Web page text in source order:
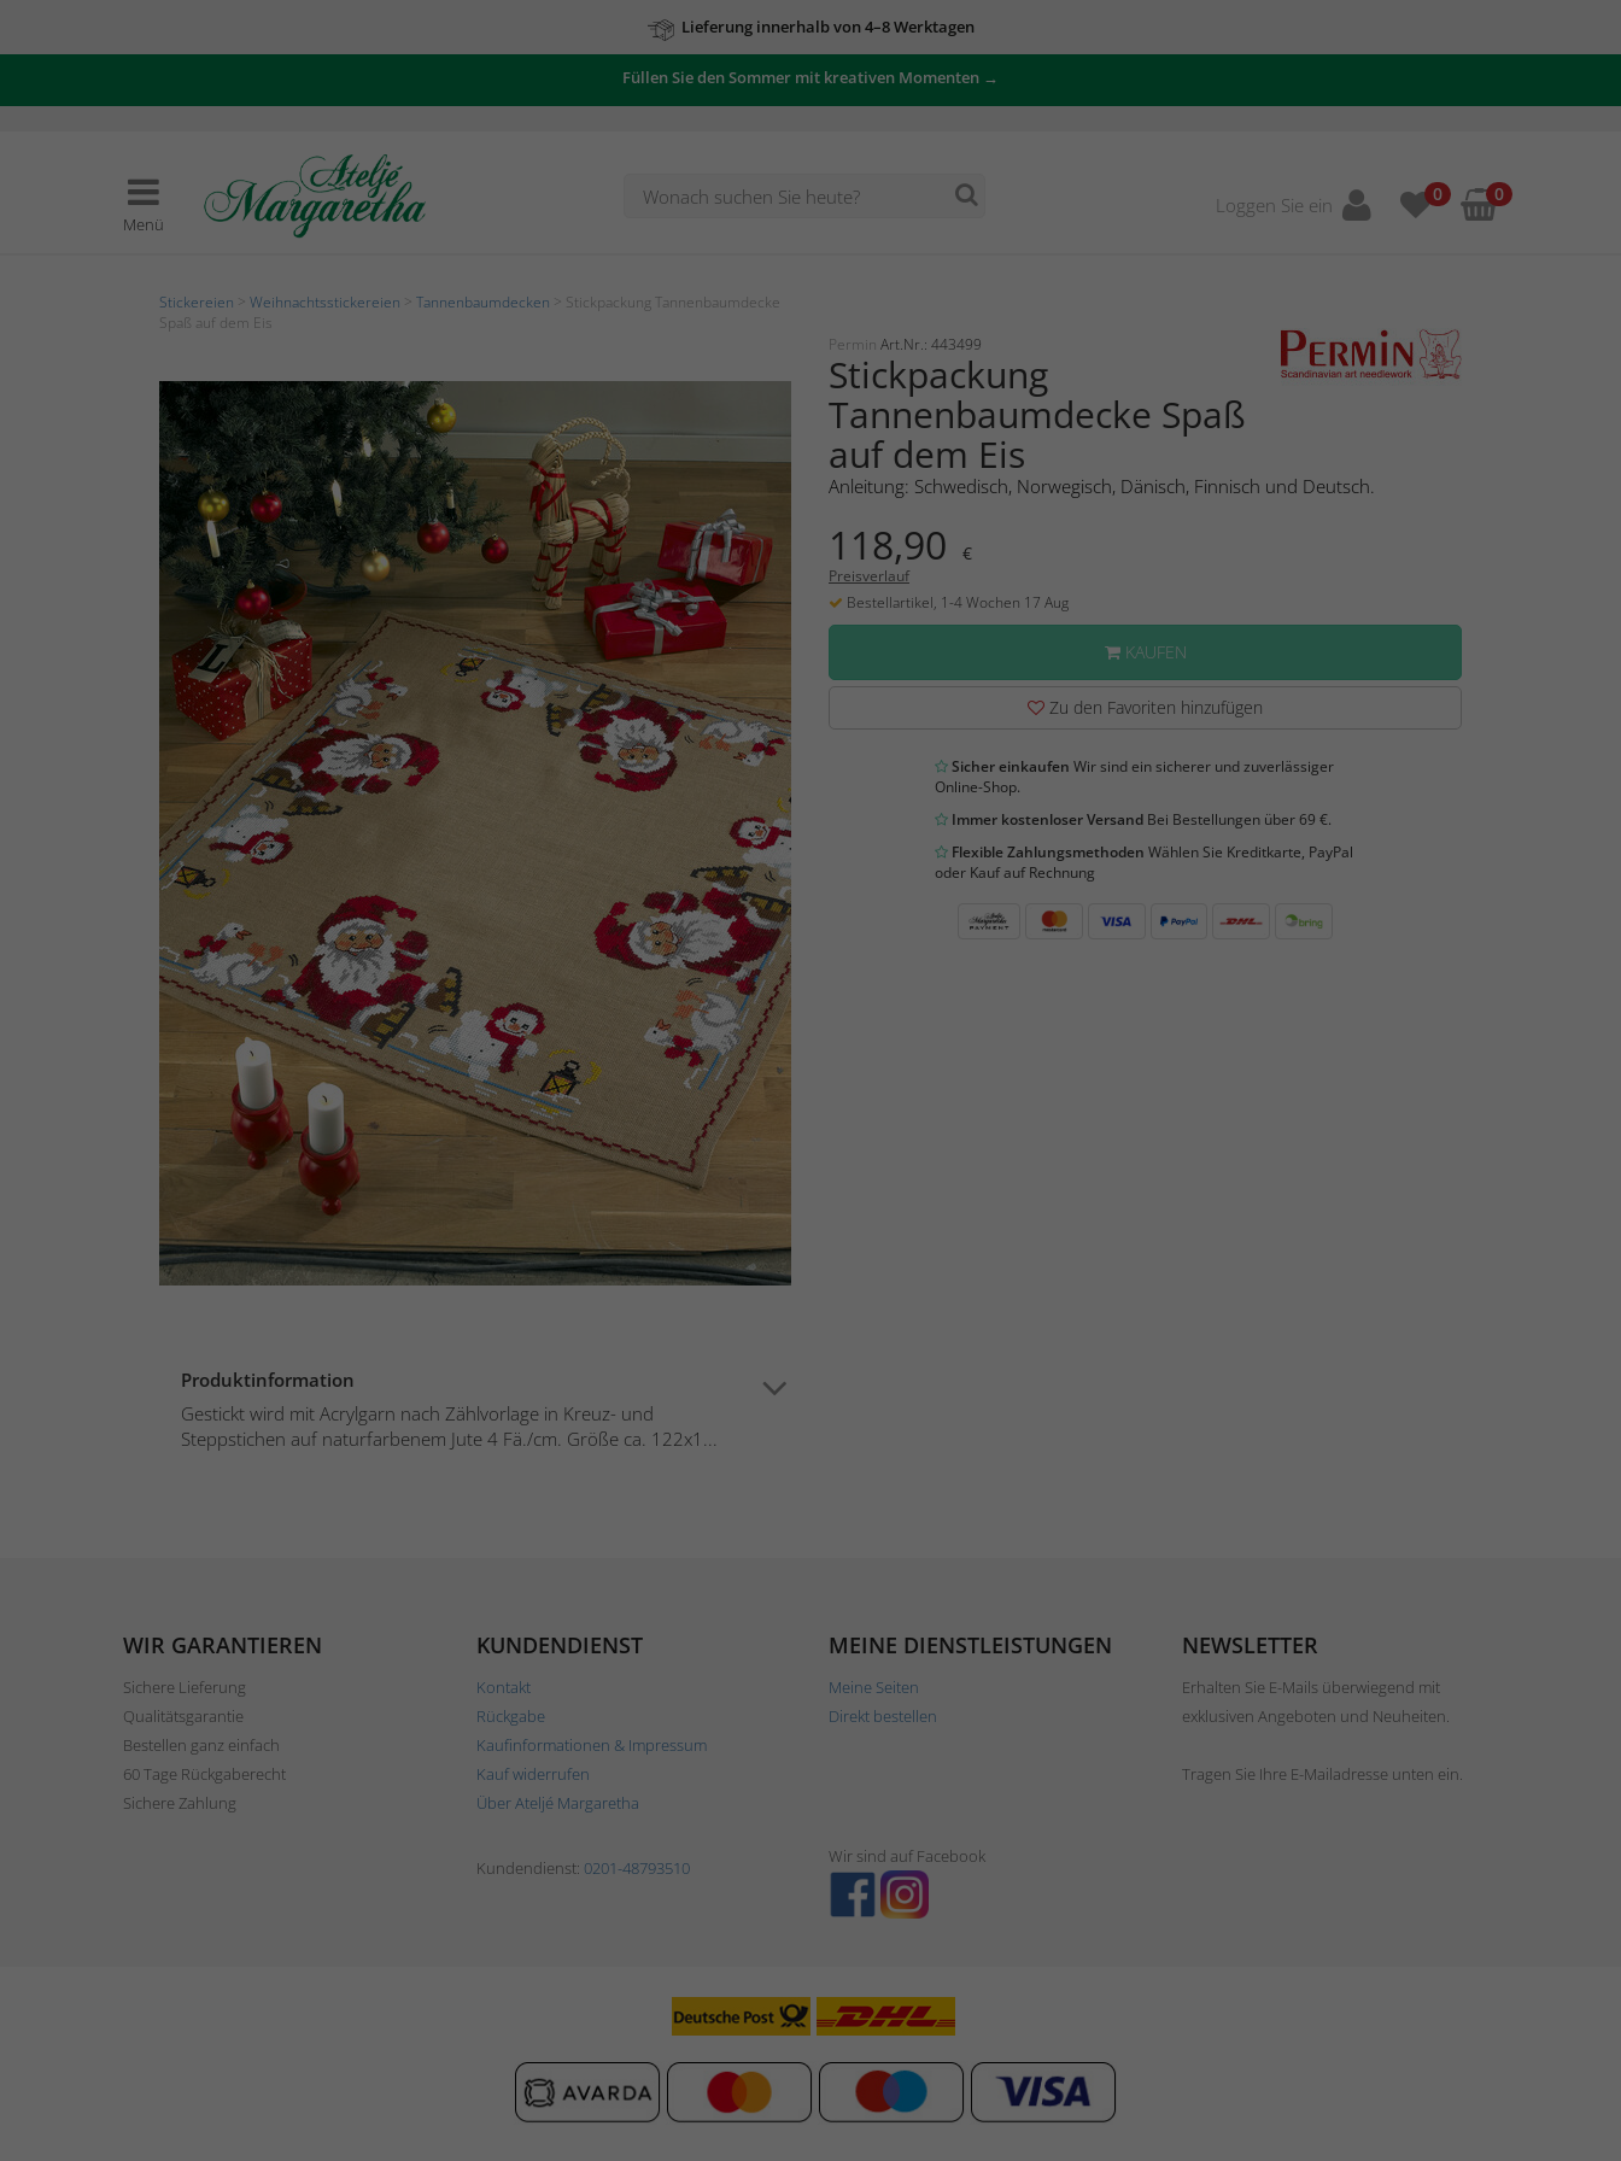
Lieferung innerhalb von 4–8 Werktagen
Füllen Sie den Sommer mit kreativen Momenten →
Menü
Loggen Sie ein 0 0
Stickereien Weihnachtsstickereien Tannenbaumdecken > Stickpackung Tannenbaumdecke
Spaß auf dem Eis
Produktinformation
Gestickt wird mit Acrylgarn nach Zählvorlage in Kreuz- und
Steppstichen auf naturfarbenem Jute 4 Fä./cm. Größe ca. 122x1...
Permin Art.Nr.: 443499
Stickpackung
Tannenbaumdecke Spaß
auf dem Eis
Anleitung: Schwedisch, Norwegisch, Dänisch, Finnisch und Deutsch.
118,90 €
Preisverlauf
Bestellartikel, 1-4 Wochen 17 Aug
KAUFEN
Zu den Favoriten hinzufügen
Sicher einkaufen Wir sind ein sicherer und zuverlässiger
Online-Shop.
Immer kostenloser VersandBei Bestellungen über 69 €.
Flexible Zahlungsmethoden Wählen Sie Kreditkarte, PayPal
oder Kauf auf Rechnung
WIR GARANTIEREN
Sichere Lieferung
Qualitätsgarantie
Bestellen ganz einfach
60 Tage Rückgaberecht
Sichere Zahlung
KUNDENDIENST
Kontakt
Rückgabe
Kaufinformationen & Impressum
Kauf widerrufen
Über Ateljé Margaretha
MEINE DIENSTLEISTUNGEN
Meine Seiten
Direkt bestellen
NEWSLETTER
Erhalten Sie E-Mails überwiegend mit
exklusiven Angeboten und Neuheiten.
Tragen Sie Ihre E-Mailadresse unten ein.
Kundendienst: 0201-48793510
Wir sind auf Facebook